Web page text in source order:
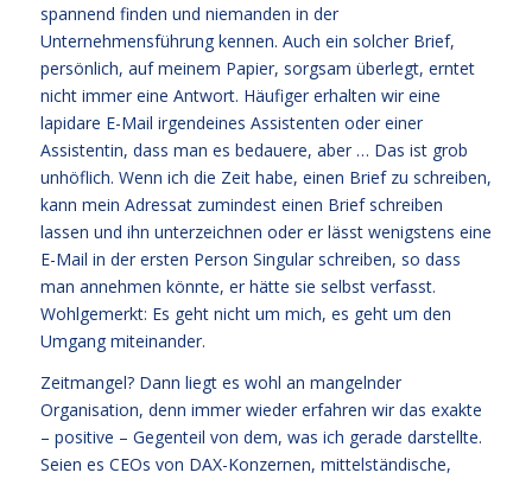
spannend finden und niemanden in der
Unternehmensführung kennen. Auch ein solcher Brief,
persönlich, auf meinem Papier, sorgsam überlegt, erntet
nicht immer eine Antwort. Häufiger erhalten wir eine
lapidare E-Mail irgendeines Assistenten oder einer
Assistentin, dass man es bedauere, aber … Das ist grob
unhöflich. Wenn ich die Zeit habe, einen Brief zu schreiben,
kann mein Adressat zumindest einen Brief schreiben
lassen und ihn unterzeichnen oder er lässt wenigstens eine
E-Mail in der ersten Person Singular schreiben, so dass
man annehmen könnte, er hätte sie selbst verfasst.
Wohlgemerkt: Es geht nicht um mich, es geht um den
Umgang miteinander.
Zeitmangel? Dann liegt es wohl an mangelnder
Organisation, denn immer wieder erfahren wir das exakte
– positive – Gegenteil von dem, was ich gerade darstellte.
Seien es CEOs von DAX-Konzernen, mittelständische,